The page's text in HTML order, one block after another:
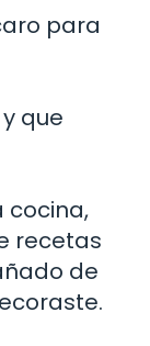
para
que
cocina,
recetas
de